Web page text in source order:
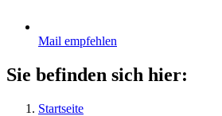
Mail empfehlen
Sie befinden sich hier:
Startseite